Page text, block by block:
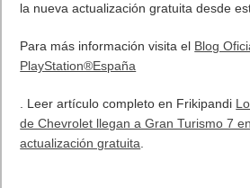
la nueva actualización gratuita desde
Para más información visita el Blog
PlayStation®España
. Leer artículo completo en Frikipandi
de Chevrolet llegan a Gran Turismo 7
actualización gratuita.